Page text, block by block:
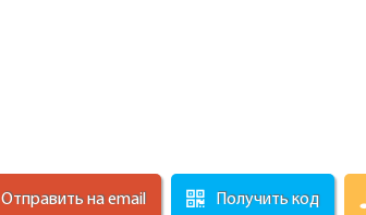
Отправить на email Получить код